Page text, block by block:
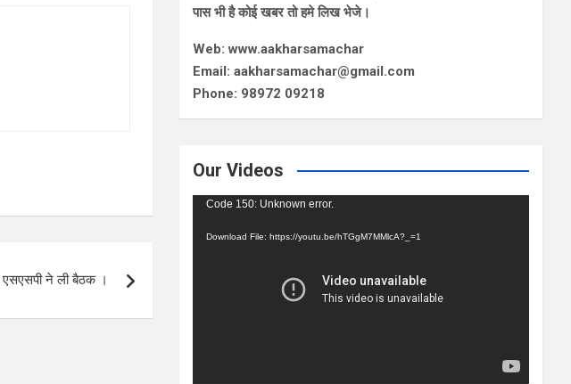
ने ली बैठक ।
पास भी है कोई खबर तो हमे लिख भेजे।
Web: www.aakharsamachar
Email: aakharsamachar@gmail.com
Phone: 98972 09218
Our Videos
Video
Code 150: Unknown error.
Download File: https://youtu.be/hTGgM7MMlcA?_=1